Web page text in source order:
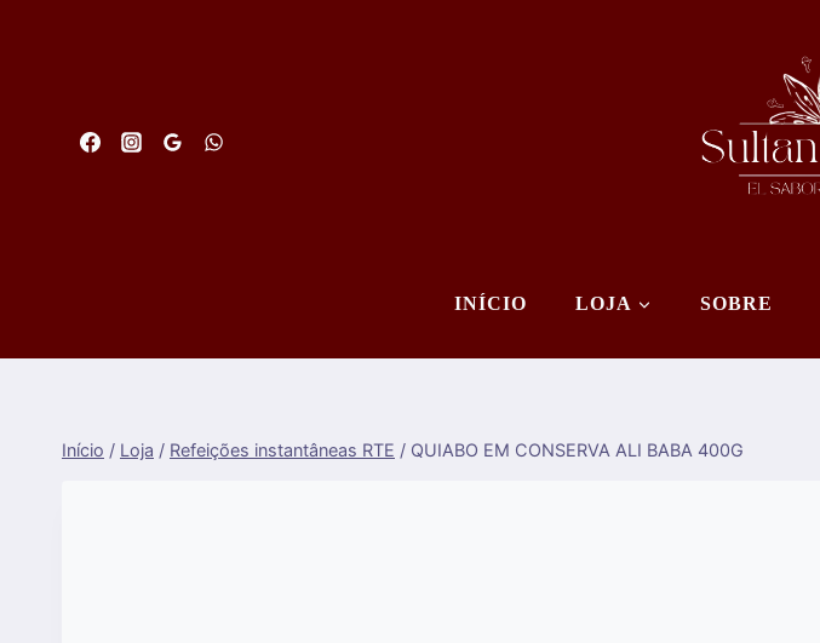
INÍCIO LOJA SOBRE
Início / Loja / Refeições instantâneas RTE / QUIABO EM CONSERVA ALI BABA 400G